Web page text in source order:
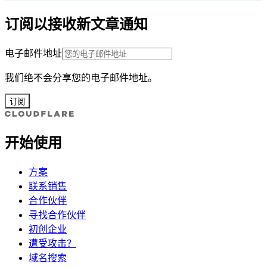
订阅以接收新文章通知
电子邮件地址
我们绝不会分享您的电子邮件地址。
订阅
开始使用
方案
联系销售
合作伙伴
寻找合作伙伴
初创企业
遭受攻击？
域名搜索